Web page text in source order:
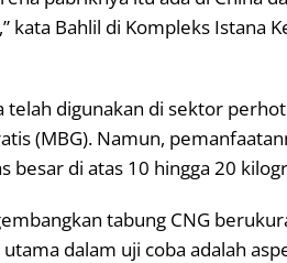
kata Bahlil di Kompleks Istana
telah digunakan di sektor
(MBG). Namun,
besar di atas 10 hingga 20
tabung CNG
dalam uji coba adalah